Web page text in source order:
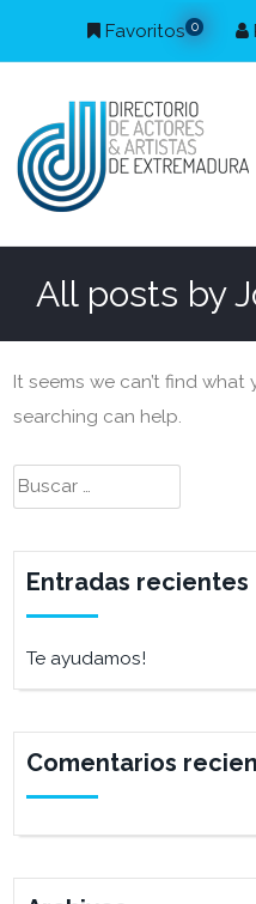
Favoritos 0
All posts by
It seems we can’t find what
searching can help.
Buscar:
Entradas recientes
Te ayudamos!
Comentarios